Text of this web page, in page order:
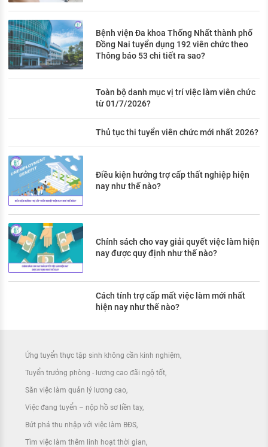
Bệnh viện Đa khoa Thống Nhất thành phố
Đồng Nai tuyển dụng 192 viên chức theo
Thông báo 53 chi tiết ra sao?
Toàn bộ danh mục vị trí việc làm viên chức
từ 01/7/2026?
Thủ tục thi tuyển viên chức mới nhất 2026?
Điều kiện hưởng trợ cấp thất nghiệp hiện
nay như thế nào?
Chính sách cho vay giải quyết việc làm hiện
nay được quy định như thế nào?
Cách tính trợ cấp mất việc làm mới nhất
hiện nay như thế nào?
Ứng tuyển thực tập sinh không cần kinh nghiệm
Tuyển trưởng phòng - lương cao đãi ngộ tốt
Săn việc làm quản lý lương cao
Việc đang tuyển – nộp hồ sơ liền tay
Bứt phá thu nhập với việc làm BĐS
Tìm việc làm thêm linh hoạt thời gian